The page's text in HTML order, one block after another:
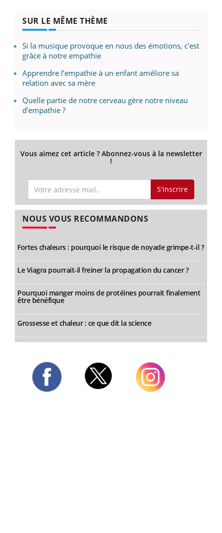
SUR LE MÊME THÈME
Si la musique provoque en nous des émotions, c'est
grâce à notre empathie
Apprendre l’empathie à un enfant améliore sa
relation avec sa mère
Quelle partie de notre cerveau gère notre niveau
d'empathie ?
Vous aimez cet article ? Abonnez-vous à la newsletter
!
S'inscrire
NOUS VOUS RECOMMANDONS
Fortes chaleurs : pourquoi le risque de noyade grimpe-t-il ?
Le Viagra pourrait-il freiner la propagation du cancer ?
Pourquoi manger moins de protéines pourrait finalement
être bénéfique
Grossesse et chaleur : ce que dit la science